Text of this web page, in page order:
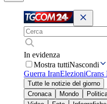
In evidenza
Mostra tuttiNascondi
Guerra IranElezioniCrans
Tutte le notizie del giorno
Cronaca
Mondo